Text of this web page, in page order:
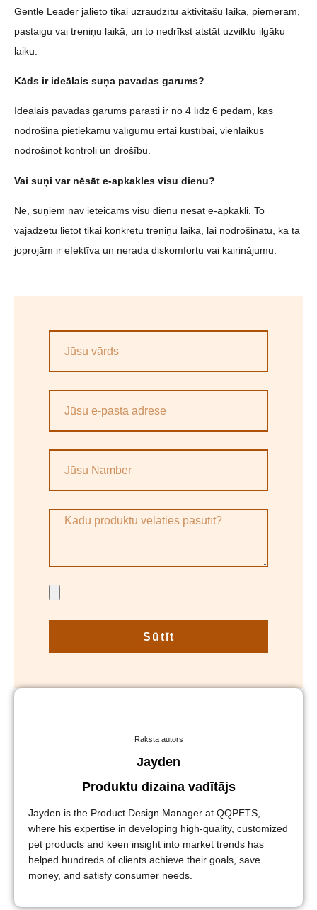
Gentle Leader jālieto tikai uzraudzītu aktivitāšu laikā, piemēram,
pastaigu vai treniņu laikā, un to nedrīkst atstāt uzvilktu ilgāku
laiku.
Kāds ir ideālais suņa pavadas garums?
Ideālais pavadas garums parasti ir no 4 līdz 6 pēdām, kas
nodrošina pietiekamu vaļīgumu ērtai kustībai, vienlaikus
nodrošinot kontroli un drošību.
Vai suņi var nēsāt e-apkakles visu dienu?
Nē, suņiem nav ieteicams visu dienu nēsāt e-apkakli. To
vajadzētu lietot tikai konkrētu treniņu laikā, lai nodrošinātu, ka tā
joprojām ir efektīva un nerada diskomfortu vai kairinājumu.
Sūtīt
Raksta autors
Jayden
Produktu dizaina vadītājs
Jayden is the Product Design Manager at QQPETS,
where his expertise in developing high-quality, customized
pet products and keen insight into market trends has
helped hundreds of clients achieve their goals, save
money, and satisfy consumer needs.